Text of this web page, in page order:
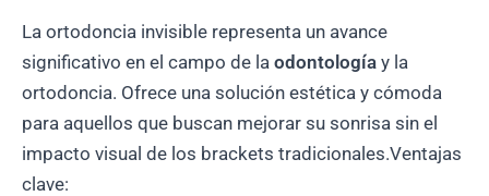
La ortodoncia invisible representa un avance
significativo en el campo de la odontología y la
ortodoncia. Ofrece una solución estética y cómoda
para aquellos que buscan mejorar su sonrisa sin el
impacto visual de los brackets tradicionales.Ventajas
clave: